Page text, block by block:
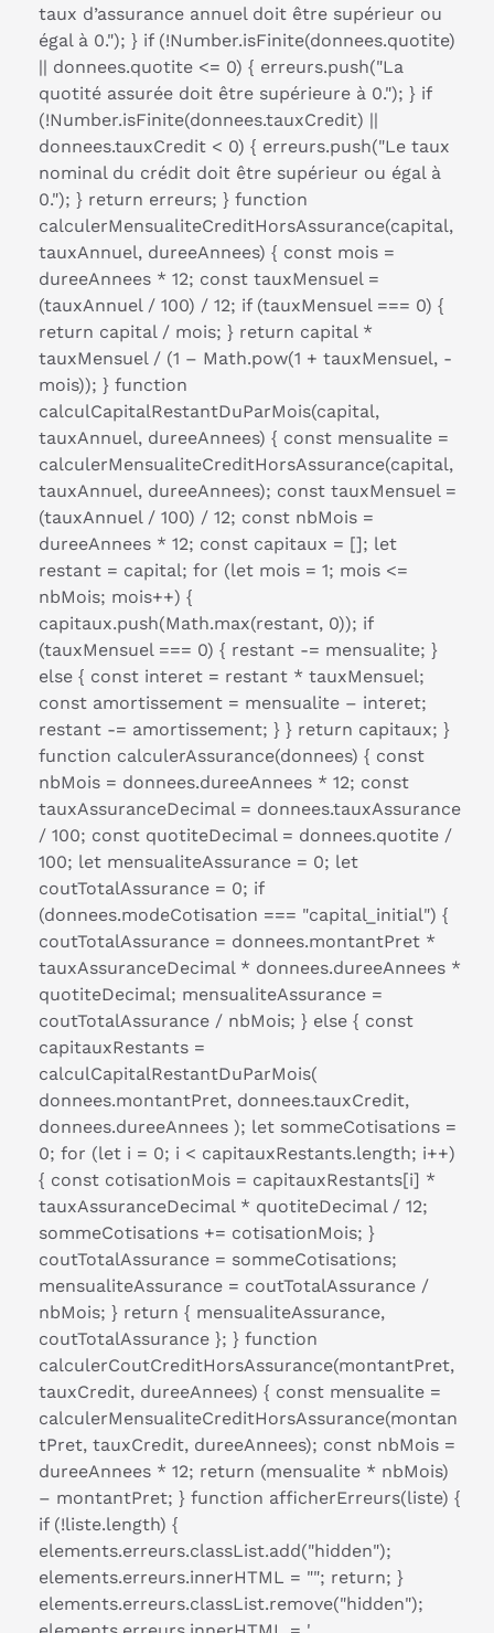
taux d’assurance annuel doit être supérieur ou
égal à 0."); } if (!Number.isFinite(donnees.quotite)
|| donnees.quotite <= 0) { erreurs.push("La
quotité assurée doit être supérieure à 0."); } if
(!Number.isFinite(donnees.tauxCredit) ||
donnees.tauxCredit < 0) { erreurs.push("Le taux
nominal du crédit doit être supérieur ou égal à
0."); } return erreurs; } function
calculerMensualiteCreditHorsAssurance(capital,
tauxAnnuel, dureeAnnees) { const mois =
dureeAnnees * 12; const tauxMensuel =
(tauxAnnuel / 100) / 12; if (tauxMensuel === 0) {
return capital / mois; } return capital *
tauxMensuel / (1 – Math.pow(1 + tauxMensuel, -
mois)); } function
calculCapitalRestantDuParMois(capital,
tauxAnnuel, dureeAnnees) { const mensualite =
calculerMensualiteCreditHorsAssurance(capital,
tauxAnnuel, dureeAnnees); const tauxMensuel =
(tauxAnnuel / 100) / 12; const nbMois =
dureeAnnees * 12; const capitaux = []; let
restant = capital; for (let mois = 1; mois <=
nbMois; mois++) {
capitaux.push(Math.max(restant, 0)); if
(tauxMensuel === 0) { restant -= mensualite; }
else { const interet = restant * tauxMensuel;
const amortissement = mensualite – interet;
restant -= amortissement; } } return capitaux; }
function calculerAssurance(donnees) { const
nbMois = donnees.dureeAnnees * 12; const
tauxAssuranceDecimal = donnees.tauxAssurance
/ 100; const quotiteDecimal = donnees.quotite /
100; let mensualiteAssurance = 0; let
coutTotalAssurance = 0; if
(donnees.modeCotisation === "capital_initial") {
coutTotalAssurance = donnees.montantPret *
tauxAssuranceDecimal * donnees.dureeAnnees *
quotiteDecimal; mensualiteAssurance =
coutTotalAssurance / nbMois; } else { const
capitauxRestants =
calculCapitalRestantDuParMois(
donnees.montantPret, donnees.tauxCredit,
donnees.dureeAnnees ); let sommeCotisations =
0; for (let i = 0; i < capitauxRestants.length; i++)
{ const cotisationMois = capitauxRestants[i] *
tauxAssuranceDecimal * quotiteDecimal / 12;
sommeCotisations += cotisationMois; }
coutTotalAssurance = sommeCotisations;
mensualiteAssurance = coutTotalAssurance /
nbMois; } return { mensualiteAssurance,
coutTotalAssurance }; } function
calculerCoutCreditHorsAssurance(montantPret,
tauxCredit, dureeAnnees) { const mensualite =
calculerMensualiteCreditHorsAssurance(montan
tPret, tauxCredit, dureeAnnees); const nbMois =
dureeAnnees * 12; return (mensualite * nbMois)
– montantPret; } function afficherErreurs(liste) {
if (!liste.length) {
elements.erreurs.classList.add("hidden");
elements.erreurs.innerHTML = ""; return; }
elements.erreurs.classList.remove("hidden");